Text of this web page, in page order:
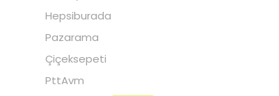
Hepsiburada
Pazarama
Çiçeksepeti
PttAvm